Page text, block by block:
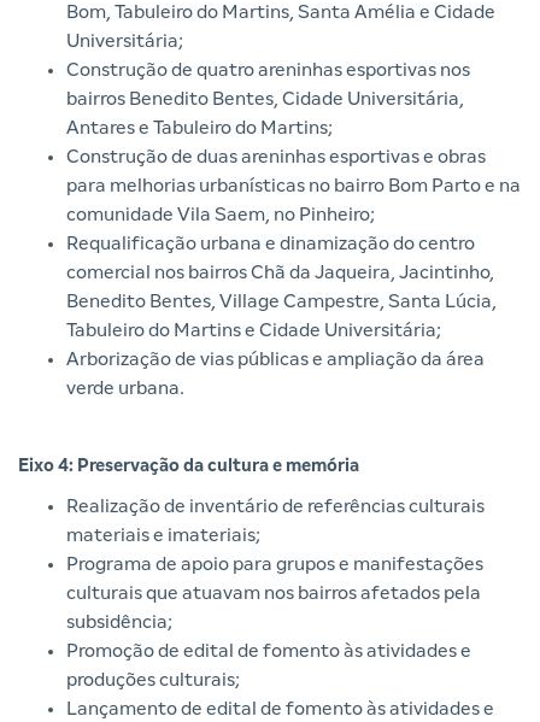
Bom, Tabuleiro do Martins, Santa Amélia e Cidade
Universitária;
Construção de quatro areninhas esportivas nos
bairros Benedito Bentes, Cidade Universitária,
Antares e Tabuleiro do Martins;
Construção de duas areninhas esportivas e obras
para melhorias urbanísticas no bairro Bom Parto e na
comunidade Vila Saem, no Pinheiro;
Requalificação urbana e dinamização do centro
comercial nos bairros Chã da Jaqueira, Jacintinho,
Benedito Bentes, Village Campestre, Santa Lúcia,
Tabuleiro do Martins e Cidade Universitária;
Arborização de vias públicas e ampliação da área
verde urbana.
Eixo 4: Preservação da cultura e memória
Realização de inventário de referências culturais
materiais e imateriais;
Programa de apoio para grupos e manifestações
culturais que atuavam nos bairros afetados pela
subsidência;
Promoção de edital de fomento às atividades e
produções culturais;
Lançamento de edital de fomento às atividades e